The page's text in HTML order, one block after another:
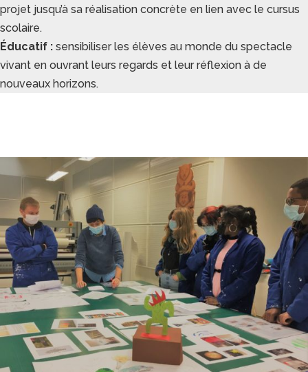
projet jusqu’à sa réalisation concrète en lien avec le cursus
scolaire.
Éducatif : sensibiliser les élèves au monde du spectacle
vivant en ouvrant leurs regards et leur réflexion à de
nouveaux horizons.